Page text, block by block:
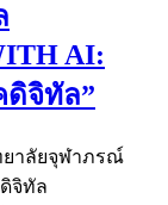
AI:
จิทัล”
าลัยจุฬาภรณ์
จิทัล